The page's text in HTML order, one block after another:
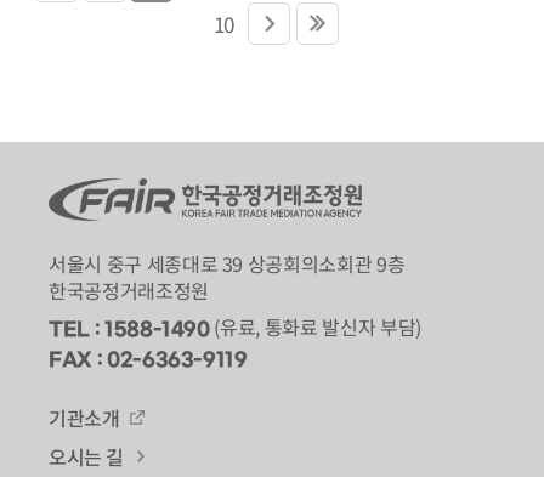
10
서울시 중구 세종대로 39 상공회의소회관 9층
한국공정거래조정원
TEL : 1588-1490(유료, 통화료 발신자 부담)
FAX : 02-6363-9119
기관소개
오시는 길